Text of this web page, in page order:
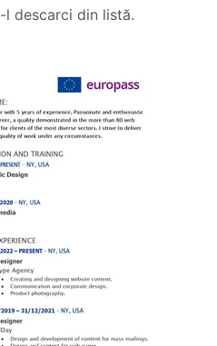
descarci din listă.